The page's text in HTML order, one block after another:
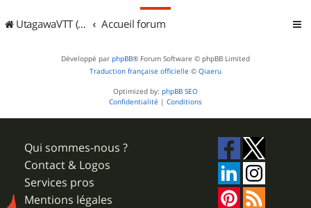
UtagawaVTT (Randos VTT et VTTAE avec traces GPS) Accueil forum
Développé par phpBB® Forum Software © phpBB Limited
Traduction française officielle © Qiaeru
Optimized by: phpBB SEO
Confidentialité | Conditions
Qui sommes-nous ?
Contact & Logos
Services pros
Mentions légales